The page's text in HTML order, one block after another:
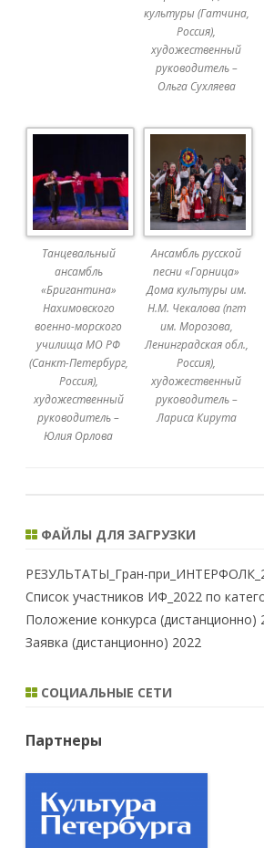
культуры (Гатчина,
Россия),
художественный
руководитель –
Ольга Сухляева
Танцевальный
ансамбль
«Бригантина»
Нахимовского
военно-морского
училища МО РФ
(Санкт-Петербург,
Россия),
художественный
руководитель –
Юлия Орлова
Ансамбль русской
песни «Горница»
Дома культуры им.
Н.М. Чекалова (пгт
им. Морозова,
Ленинградская обл.,
Россия),
художественный
руководитель –
Лариса Кирута
ФАЙЛЫ ДЛЯ ЗАГРУЗКИ
РЕЗУЛЬТАТЫ_Гран-
Список участников ИФ_2022 по
Положение конкурса (дистанционно)
Заявка (дистанционно) 2022
СОЦИАЛЬНЫЕ СЕТИ
Партнеры